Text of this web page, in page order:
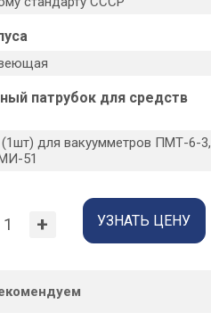
патрубок для средств
для вакуумметров ПМТ-6-3,
51
+ УЗНАТЬ ЦЕНУ